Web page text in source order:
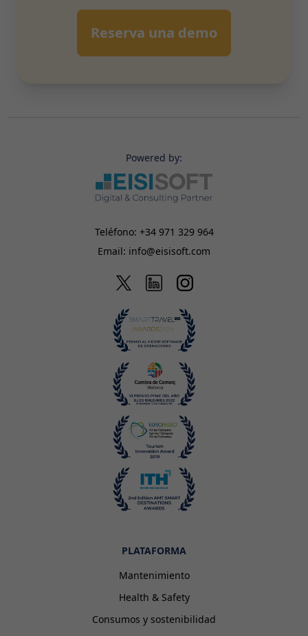
Reserva una demo
Powered by:
Teléfono: +34 971 329 964
Email: info@eisisoft.com
PLATAFORMA
Mantenimiento
Health & Safety
Consumos y sostenibilidad